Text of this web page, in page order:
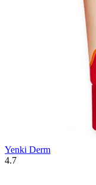
Yenki Derm
4.7